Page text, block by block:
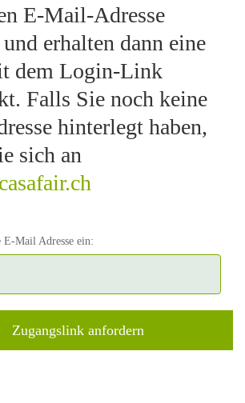
E-Mail-Adresse
erhalten dann eine
dem Login-Link
Falls Sie noch keine
hinterlegt haben,
sich an
Mail Adresse ein: